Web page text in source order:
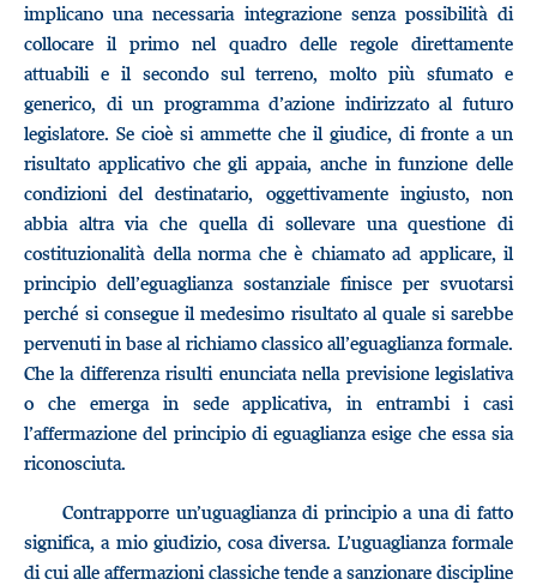
implicano una necessaria integrazione senza possibilità di
collocare il primo nel quadro delle regole direttamente
attuabili e il secondo sul terreno, molto più sfumato e
generico, di un programma d’azione indirizzato al futuro
legislatore. Se cioè si ammette che il giudice, di fronte a un
risultato applicativo che gli appaia, anche in funzione delle
condizioni del destinatario, oggettivamente ingiusto, non
abbia altra via che quella di sollevare una questione di
costituzionalità della norma che è chiamato ad applicare, il
principio dell’eguaglianza sostanziale finisce per svuotarsi
perché si consegue il medesimo risultato al quale si sarebbe
pervenuti in base al richiamo classico all’eguaglianza formale.
Che la differenza risulti enunciata nella previsione legislativa
o che emerga in sede applicativa, in entrambi i casi
l’affermazione del principio di eguaglianza esige che essa sia
riconosciuta.
Contrapporre un’uguaglianza di principio a una di fatto
significa, a mio giudizio, cosa diversa. L’uguaglianza formale
di cui alle affermazioni classiche tende a sanzionare discipline